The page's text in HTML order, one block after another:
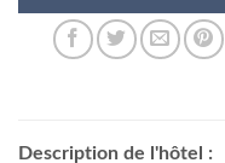
Description de l'hôtel :